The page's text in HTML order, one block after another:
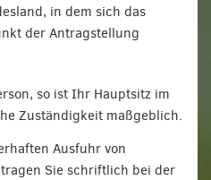
in dem sich das
der Antragstellung
so ist Ihr Hauptsitz im
Zuständigkeit maßgeblich.
Ausfuhr von
Sie schriftlich bei der